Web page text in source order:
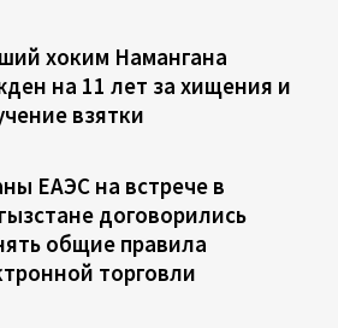
хоким Намангана
на 11 лет за хищения и
взятки
ЕАЭС на встрече в
договорились
общие правила
торговли